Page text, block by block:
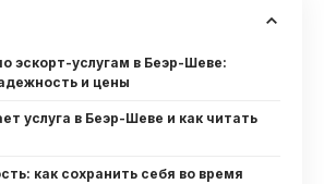
эскорт-услугам в Беэр-Шеве:
и цены
услуга в Беэр-Шеве и как читать
как сохранить себя во время